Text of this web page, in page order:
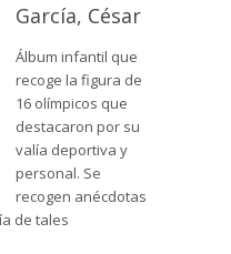
García, César
Álbum infantil que
recoge la figura de
16 olímpicos que
destacaron por su
valía deportiva y
personal. Se
recogen anécdotas
de tales